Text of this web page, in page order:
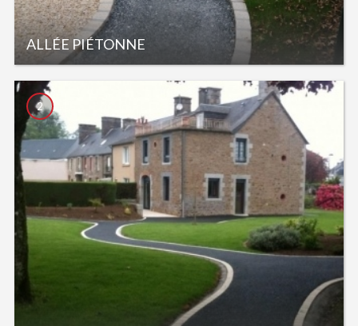
ALLÉE PIÉTONNE
2